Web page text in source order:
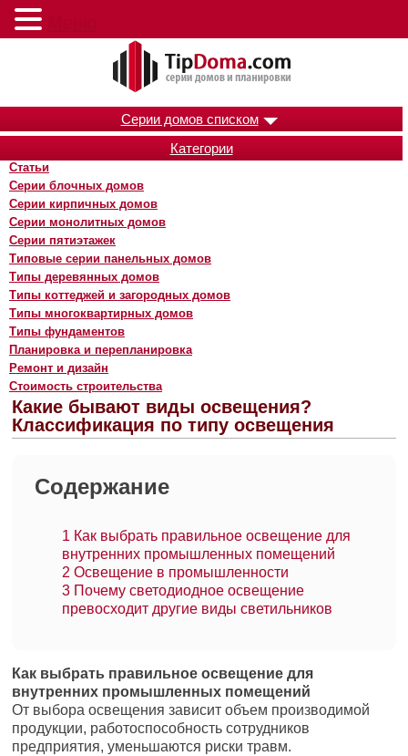
Серии домов списком
Категории
Статьи
Серии блочных домов
Серии кирпичных домов
Серии монолитных домов
Серии пятиэтажек
Типовые серии панельных домов
Типы деревянных домов
Типы коттеджей и загородных домов
Типы многоквартирных домов
Типы фундаментов
Планировка и перепланировка
Ремонт и дизайн
Стоимость строительства
Какие бывают виды освещения?
Классификация по типу освещения
Содержание
1 Как выбрать правильное освещение для
внутренних промышленных помещений
2 Освещение в промышленности
3 Почему светодиодное освещение
превосходит другие виды светильников
Как выбрать правильное освещение для
внутренних промышленных помещений
От выбора освещения зависит объем производимой
продукции, работоспособность сотрудников
предприятия, уменьшаются риски травм.